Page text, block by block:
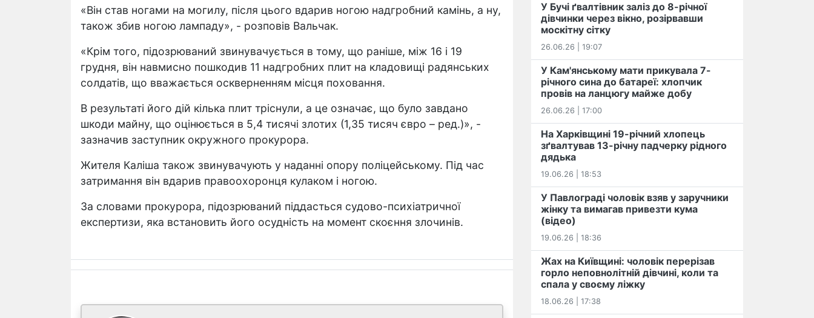
«Він став ногами на могилу, після цього вдарив ногою надгробний камінь, а ну,
також збив ногою лампаду», - розповів Вальчак.
«Крім того, підозрюваний звинувачується в тому, що раніше, між 16 і 19
грудня, він навмисно пошкодив 11 надгробних плит на кладовищі радянських
солдатів, що вважається оскверненням місця поховання.
В результаті його дій кілька плит тріснули, а це означає, що було завдано
шкоди майну, що оцінюється в 5,4 тисячі злотих (1,35 тисяч євро – ред.)», -
зазначив заступник окружного прокурора.
Жителя Каліша також звинувачують у наданні опору поліцейському. Під час
затримання він вдарив правоохоронця кулаком і ногою.
За словами прокурора, підозрюваний піддасться судово-психіатричної
експертизи, яка встановить його осудність на момент скоєння злочинів.
У Бучі ґвалтівник заліз до 8-річної
дівчинки через вікно, розірвавши
москітну сітку
26.06.26 | 19:07
У Кам'янському мати прикувала 7-
річного сина до батареї: хлопчик
провів на ланцюгу майже добу
26.06.26 | 17:00
На Харківщині 19-річний хлопець​
️зґвалтував 13-річну падчерку рідного
дядька
19.06.26 | 18:53
У Павлограді чоловік взяв у заручники
жінку та вимагав привезти кума
(відео)
19.06.26 | 18:36
Жах на Київщині: чоловік перерізав
горло неповнолітній дівчині, коли та
спала у своєму ліжку
18.06.26 | 17:38